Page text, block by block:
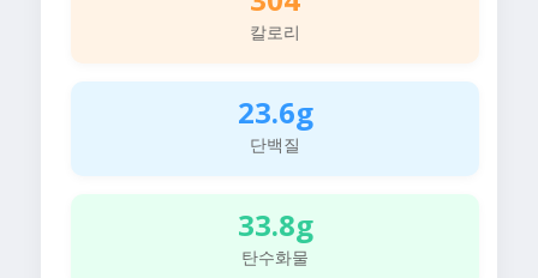
칼로리
23.6g
단백질
33.8g
탄수화물